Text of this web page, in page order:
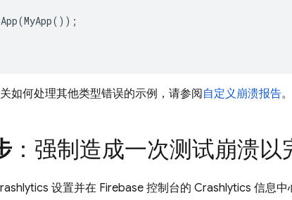
(MyApp());
如何处理其他类型错误的示例，请参阅 自定义崩溃报告。
：强制造成一次测试崩溃以
设置并在 Firebase 控制台的 Crashlytics 信息中